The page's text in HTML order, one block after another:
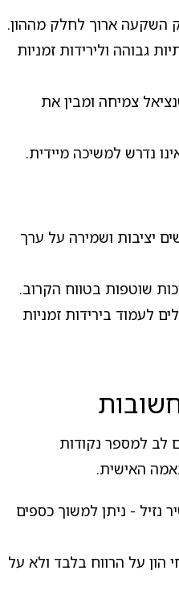
השקעה ארוך לחלק מההון.
גבוהה ולירידות זמניות
צמיחה ומבין את
נדרש למשיכה מיידית.
יציבות ושמירה על ערך
שוטפות בטווח הקרוב.
לעמוד בירידות זמניות
לב למספר נקודות
האישית.
נזיל - ניתן למשוך כספים
הון על הרווח בלבד ולא על